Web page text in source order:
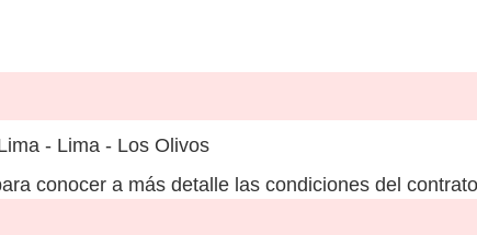
- Lima - Los Olivos
conocer a más detalle las condiciones del